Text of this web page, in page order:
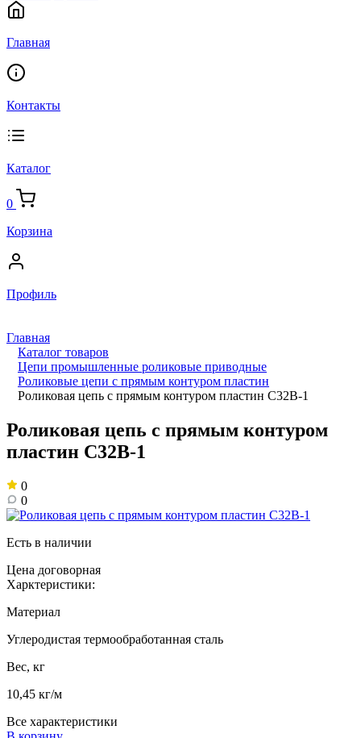
Главная
Контакты
Каталог
0
Корзина
Профиль
Главная
Каталог товаров
Цепи промышленные роликовые приводные
Роликовые цепи с прямым контуром пластин
Роликовая цепь с прямым контуром пластин C32B-1
Роликовая цепь с прямым контуром
пластин C32B-1
0
0
Есть в наличии
Цена договорная
Харктеристики:
Материал
Углеродистая термообработанная сталь
Вес, кг
10,45 кг/м
Все характеристики